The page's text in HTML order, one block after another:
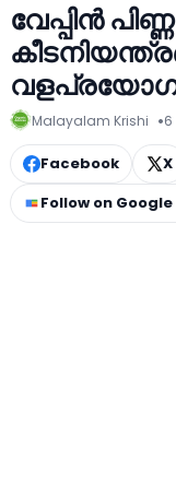
വേപ്പിന്‍
Malayalam Krishi 6
Facebook X
Follow on Google